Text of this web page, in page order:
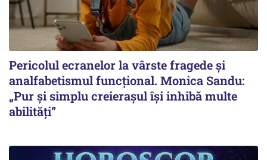
Pericolul ecranelor la vârste fragede și
analfabetismul funcțional. Monica Sandu:
„Pur și simplu creierașul își inhibă multe
abilități”